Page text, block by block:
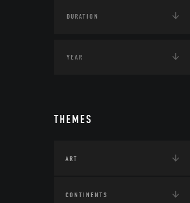
THEMES
ART
CONTINENTS